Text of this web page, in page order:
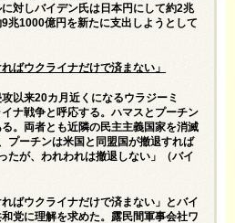
対しバイデン氏は日本円にして約2兆
兆1000億円を新たに支出しようとして
ばウクライナだけで済まない」
以来20カ月近くになるウラジーミ
ナ戦争と呼応する。ハマスとプーチン
。両者とも近隣の民主主義国家を消滅
プーチンは米国と同盟国が撤退すれば
たが、われわれは撤退しない」（バイ
ばウクライナだけで済まない」とバイ
党に理解を求めた。露民間軍事会社ワ